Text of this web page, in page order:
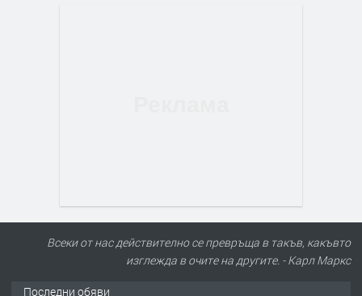
Всеки от нас действително се превръща в такъв, какъвто
изглежда в очите на другите. - Карл Маркс
Последни обяви